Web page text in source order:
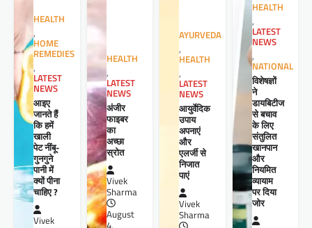
HEALTH
,
HOME
REMEDIES
,
LATEST
NEWS
आइए
जानते हैं
कि हमें
खाली
पेट नींबू-
गुनगुने
पानी में
क्यों पीना
चाहिए ?
Vivek
HEALTH
,
LATEST
NEWS
अंजीर
फाइबर
का
अच्छा
स्रोत
Vivek
Sharma
August
AYURVEDA
,
HEALTH
,
LATEST
NEWS
आयुर्वेदिक
उपाय
अपनाएं
और
एलर्जी से
निजात
पाएं
Vivek
Sharma
HEALTH
,
LATEST
NEWS
,
NATIONAL
विशेषज्ञों
ने
डायबिटीज
से बचाव
के लिए
संतुलित
खानपान
और
नियमित
व्यायाम
पर दिया
जोर